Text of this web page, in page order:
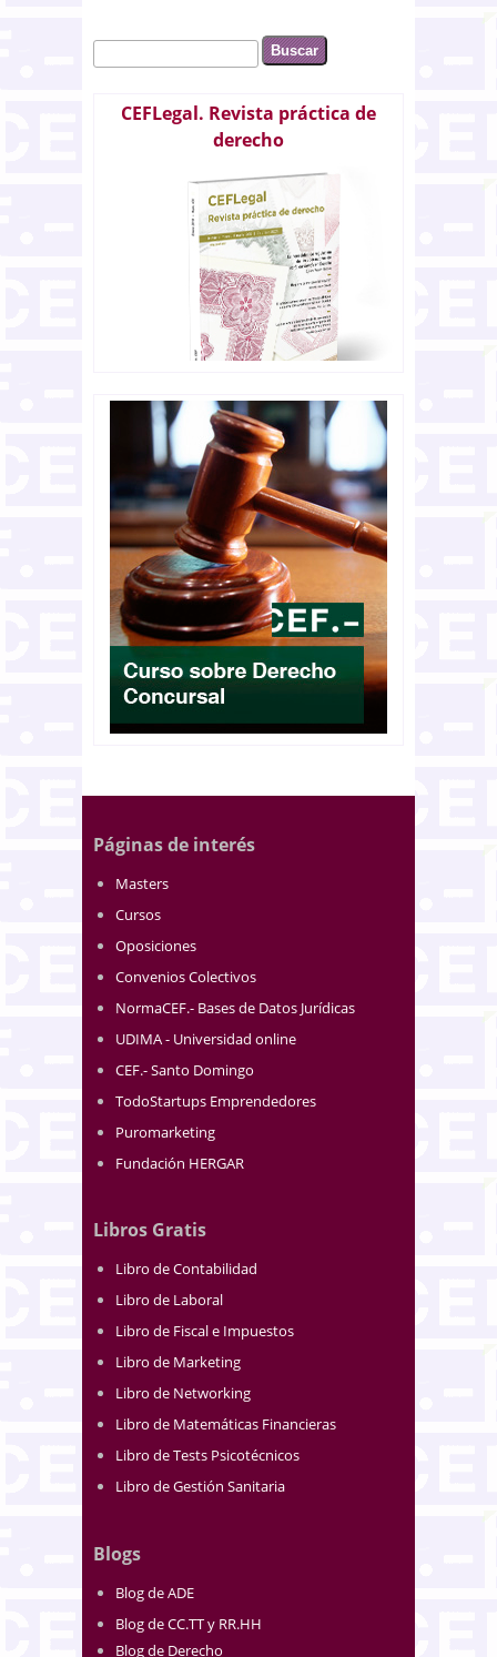
Formulario de búsqueda
Buscar
CEFLegal. Revista práctica de
derecho
Páginas de interés
Masters
Cursos
Oposiciones
Convenios Colectivos
NormaCEF.- Bases de Datos Jurídicas
UDIMA - Universidad online
CEF.- Santo Domingo
TodoStartups Emprendedores
Puromarketing
Fundación HERGAR
Libros Gratis
Libro de Contabilidad
Libro de Laboral
Libro de Fiscal e Impuestos
Libro de Marketing
Libro de Networking
Libro de Matemáticas Financieras
Libro de Tests Psicotécnicos
Libro de Gestión Sanitaria
Blogs
Blog de ADE
Blog de CC.TT y RR.HH
Blog de Derecho